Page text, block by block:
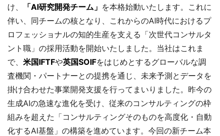
け、
「AI研究開発チーム」 を本格始動いたします。これに
伴い、同チームの核となり、これからのAI時代におけるプ
ロフェッショナルの知的生産を支える「次世代コンサルタ
ント職」の採用活動を開始いたしました。当社はこれま
で、 米国IFTFや英国SOIFをはじめとするグローバルな調
査機関・パートナーとの提携を通じ、未来予測とデータを
掛け合わせた事業開発支援を行ってまいりました。昨今の
生成AIの急速な進化を受け、従来のコンサルティングの枠
組みを超えた「コンサルティングそのものを高度化・自動
化するAI基盤」の構築を進めています。今回の新チーム本